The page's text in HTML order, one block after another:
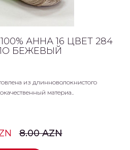
АННА 16 ЦВЕТ 284
БЕЖЕВЫЙ
из длинноволокнистого
материа..
8.00 AZN